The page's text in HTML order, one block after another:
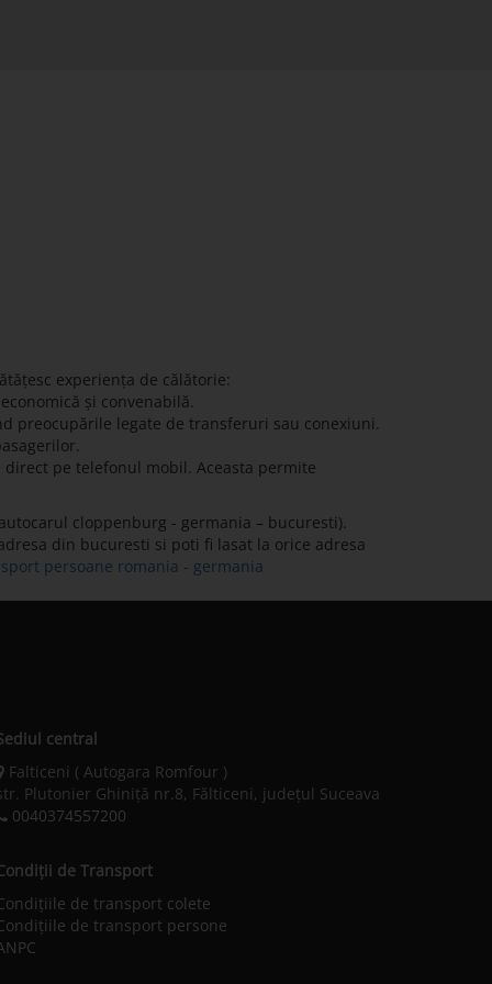
experiența de călătorie:
și convenabilă.
preocupările legate de transferuri sau conexiuni.
pe telefonul mobil. Aceasta permite
cloppenburg - germania – bucuresti).
din bucuresti si poti fi lasat la orice adresa
persoane romania - germania
central
Falticeni ( Autogara Romfour )
Plutonier Ghiniţă nr.8, Fălticeni, judeţul Suceava
0040374557200
de Transport
de transport colete
de transport persone